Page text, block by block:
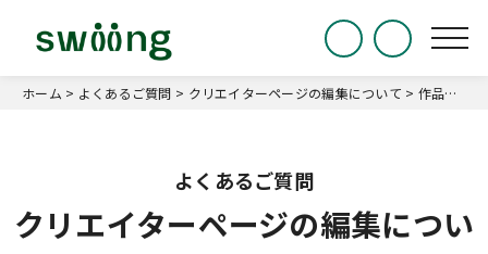
ホーム > よくあるご質問 > クリエイターページの編集について > 作品ページに登録できる制作者の人数は決まっていますか？
クリエイターページの編集につい